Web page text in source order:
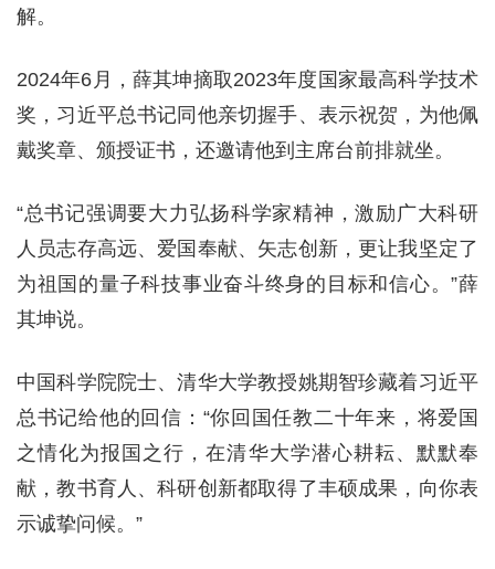
解。
2024年6月，薛其坤摘取2023年度国家最高科学技术
奖，习近平总书记同他亲切握手、表示祝贺，为他佩
戴奖章、颁授证书，还邀请他到主席台前排就坐。
“总书记强调要大力弘扬科学家精神，激励广大科研
人员志存高远、爱国奉献、矢志创新，更让我坚定了
为祖国的量子科技事业奋斗终身的目标和信心。”薛
其坤说。
中国科学院院士、清华大学教授姚期智珍藏着习近平
总书记给他的回信：“你回国任教二十年来，将爱国
之情化为报国之行，在清华大学潜心耕耘、默默奉
献，教书育人、科研创新都取得了丰硕成果，向你表
示诚挚问候。”